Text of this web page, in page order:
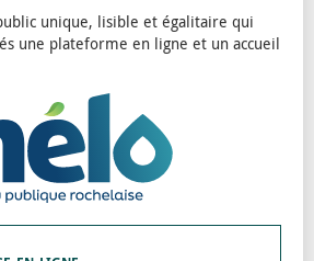
unique, lisible et égalitaire qui
une plateforme en ligne et un accueil